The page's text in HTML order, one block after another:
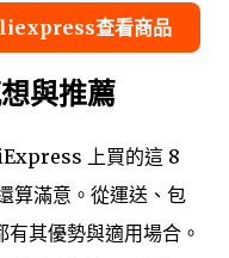
查看商品
與推薦
上買的這 8
算滿意。從運送、包
其優勢與適用場合。